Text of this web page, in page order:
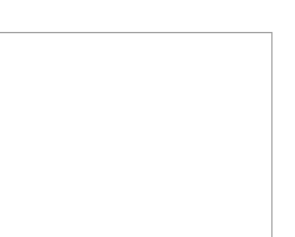
クラス4,300万点の買